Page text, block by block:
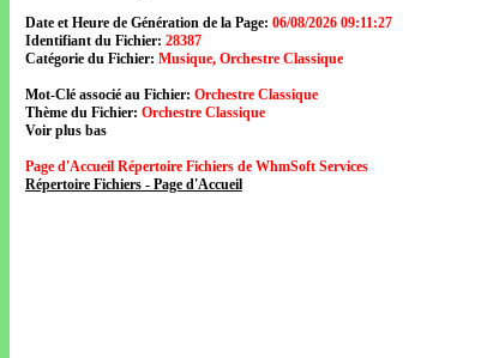
Date et Heure de Génération de la Page: 06/08/2026 09:11:27
Identifiant du Fichier: 28387
Catégorie du Fichier: Musique, Orchestre Classique
Mot-Clé associé au Fichier: Orchestre Classique
Thème du Fichier: Orchestre Classique
Voir plus bas
Page d'Accueil Répertoire Fichiers de WhmSoft Services
Répertoire Fichiers - Page d'Accueil